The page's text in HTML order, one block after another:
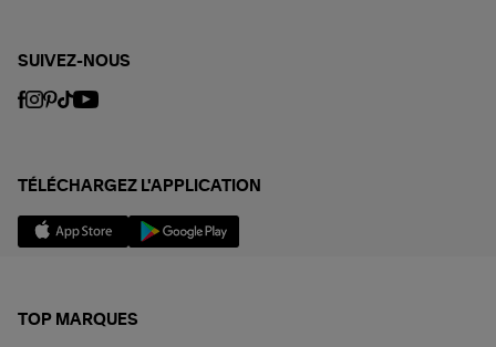
SUIVEZ-NOUS
TÉLÉCHARGEZ L'APPLICATION
TOP MARQUES